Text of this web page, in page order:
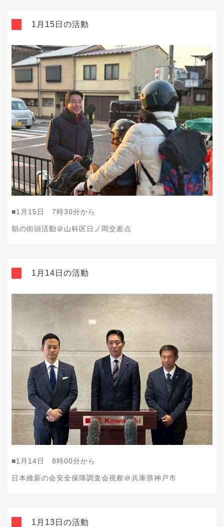
1月15日の活動
■1月15日 7時30分から
朝の街頭活動＠山科区日ノ岡交差点
1月14日の活動
■1月14日 8時00分から
日本維新の会安全保障調査会視察＠兵庫県神戸市
1月13日の活動